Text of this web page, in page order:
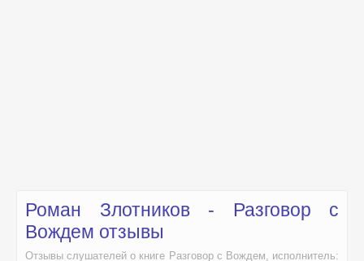
Роман Злотников - Разговор с
Вождем отзывы
Отзывы слушателей о книге Разговор с Вождем, исполнитель: